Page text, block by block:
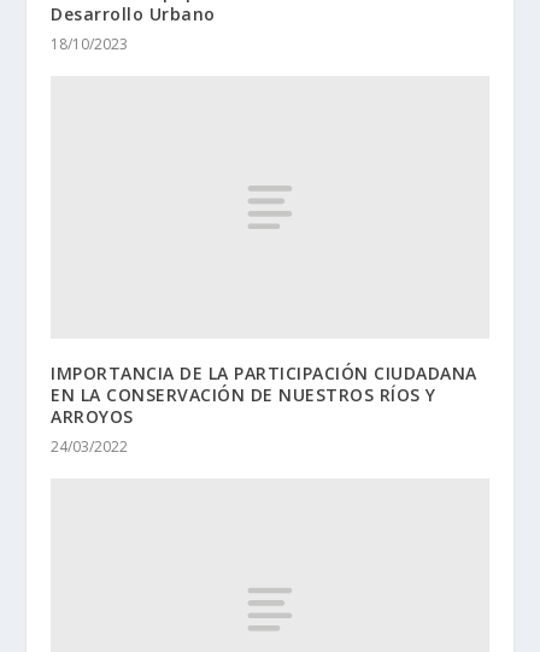
Desarrollo Urbano
18/10/2023
IMPORTANCIA DE LA PARTICIPACIÓN CIUDADANA
EN LA CONSERVACIÓN DE NUESTROS RÍOS Y
ARROYOS
24/03/2022